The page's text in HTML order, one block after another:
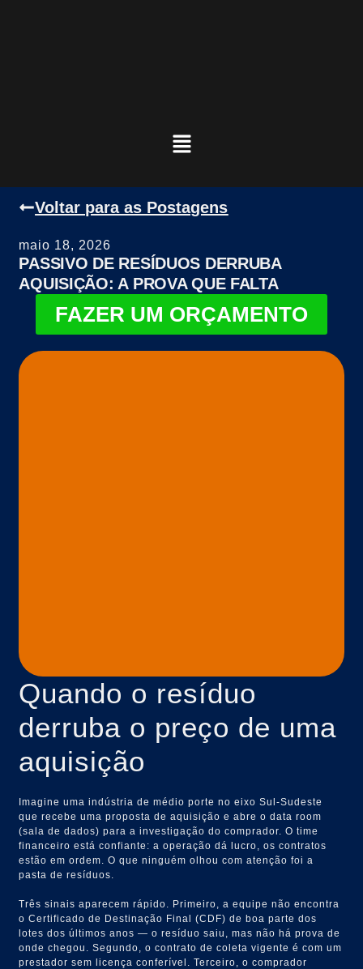
Voltar para as Postagens
maio 18, 2026
PASSIVO DE RESÍDUOS DERRUBA
AQUISIÇÃO: A PROVA QUE FALTA
FAZER UM ORÇAMENTO
Quando o resíduo
derruba o preço de uma
aquisição
Imagine uma indústria de médio porte no eixo Sul-Sudeste
que recebe uma proposta de aquisição e abre o data room
(sala de dados) para a investigação do comprador. O time
financeiro está confiante: a operação dá lucro, os contratos
estão em ordem. O que ninguém olhou com atenção foi a
pasta de resíduos.
Três sinais aparecem rápido. Primeiro, a equipe não encontra
o Certificado de Destinação Final (CDF) de boa parte dos
lotes dos últimos anos — o resíduo saiu, mas não há prova de
onde chegou. Segundo, o contrato de coleta vigente é com um
prestador sem licença conferível. Terceiro, o comprador